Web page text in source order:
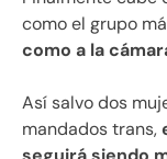
como el grupo
como a la
Así salvo dos
mandados trans,